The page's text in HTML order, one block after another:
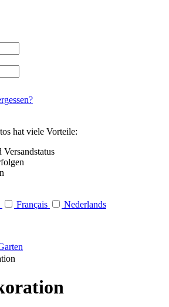
hat viele Vorteile:
Versandstatus
Français
Nederlands